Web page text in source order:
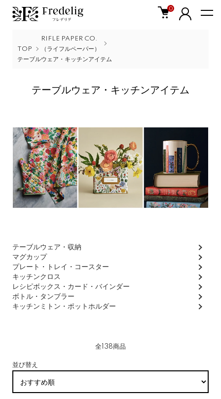
0
TOP
RIFLE PAPER CO.
（ライフルペーパー）
テーブルウェア・キッチンアイテム
テーブルウェア・キッチンアイテム
グループ一覧
テーブルウェア・収納
マグカップ
プレート・トレイ・コースター
キッチンクロス
レシピボックス・カード・バインダー
ボトル・タンブラー
キッチンミトン・ポットホルダー
全138商品
並び替え